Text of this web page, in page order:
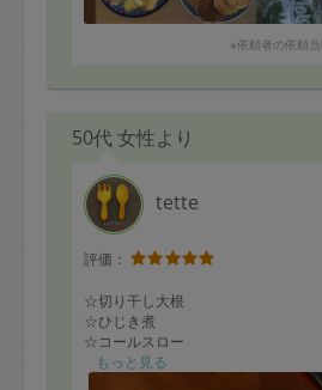
※依頼者の依頼
50代 女性より
tette
評価：
☆切り干し大根
☆ひじき煮
☆コールスロー
☆オムライス
もっと見る